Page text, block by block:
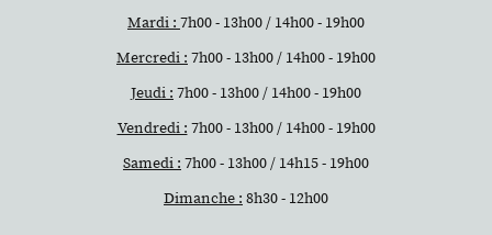
Mardi : 7h00 - 13h00 / 14h00 - 19h00
Mercredi : 7h00 - 13h00 / 14h00 - 19h00
Jeudi : 7h00 - 13h00 / 14h00 - 19h00
Vendredi : 7h00 - 13h00 / 14h00 - 19h00
Samedi : 7h00 - 13h00 / 14h15 - 19h00
Dimanche : 8h30 - 12h00